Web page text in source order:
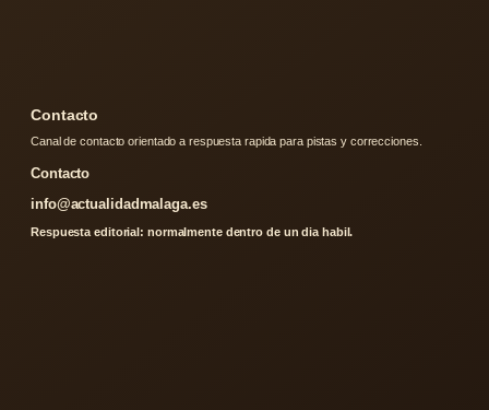
Contacto
Canal de contacto orientado a respuesta rapida para pistas y correcciones.
Contacto
info@actualidadmalaga.es
Respuesta editorial: normalmente dentro de un dia habil.